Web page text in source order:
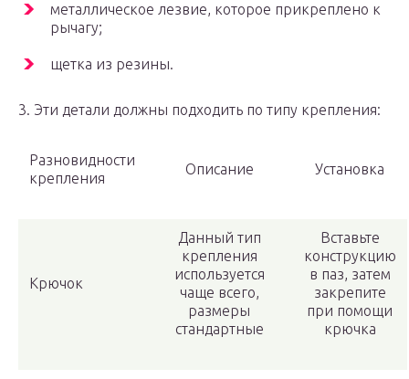
металлическое лезвие, которое прикреплено к
рычагу;
щетка из резины.
3. Эти детали должны подходить по типу крепления:
Разновидности
крепления
Описание Установка
Крючок
Данный тип
крепления
используется
чаще всего,
размеры
стандартные
Вставьте
конструкцию
в паз, затем
закрепите
при помощи
крючка